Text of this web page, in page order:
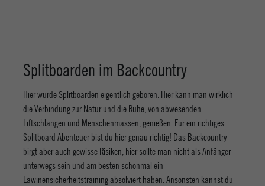
Splitboarden im Backcountry
Hier wurde Splitboarden eigentlich geboren. Hier kann man wirklich
die Verbindung zur Natur und die Ruhe, von abwesenden
Liftschlangen und Menschenmassen, genießen. Für ein richtiges
Splitboard Abenteuer bist du hier genau richtig! Das Backcountry
birgt aber auch gewisse Risiken, hier sollte man nicht als Anfänger
unterwegs sein und am besten schonmal ein
Lawinensicherheitstraining absolviert haben. Ansonsten kannst du